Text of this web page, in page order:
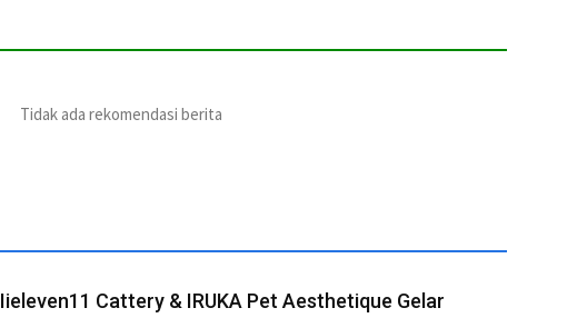
Tidak ada rekomendasi berita
Iieleven11 Cattery & IRUKA Pet Aesthetique Gelar